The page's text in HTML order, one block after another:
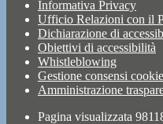
Informativa Privacy
Ufficio Relazioni con il
Dichiarazione di
Obiettivi di accessibilità
Whistleblowing
Gestione consensi cookie
Amministrazione
Pagina visualizzata